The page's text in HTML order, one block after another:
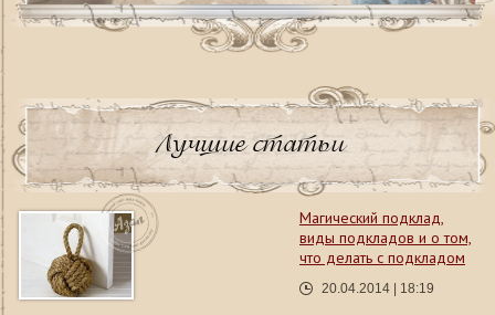
Лучшие статьи
Магический подклад,
виды подкладов и о том,
что делать с подкладом
20.04.2014 | 18:19